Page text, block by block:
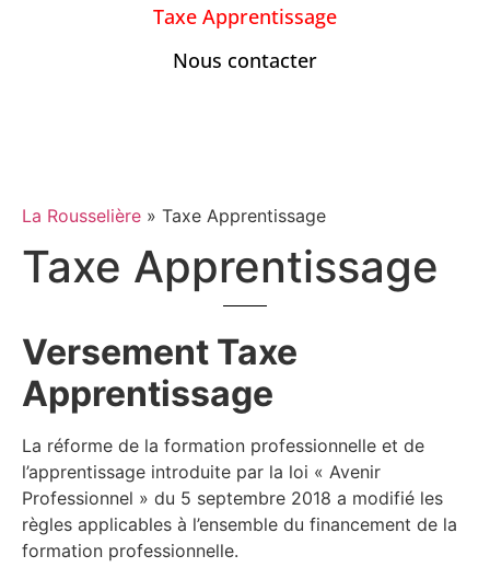
Taxe Apprentissage
Nous contacter
La Rousselière » Taxe Apprentissage
Taxe Apprentissage
Versement Taxe
Apprentissage
La réforme de la formation professionnelle et de
l’apprentissage introduite par la loi « Avenir
Professionnel » du 5 septembre 2018 a modifié les
règles applicables à l’ensemble du financement de la
formation professionnelle.